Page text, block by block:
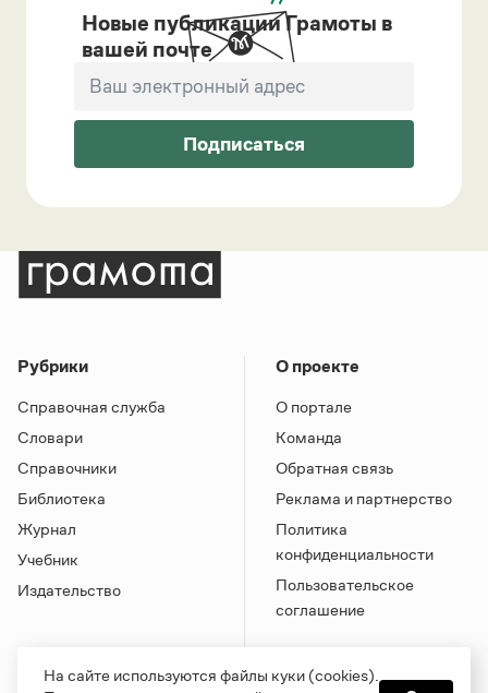
Новые публикации Грамоты в
вашей почте
Подписаться
Рубрики
Справочная служба
Словари
Справочники
Библиотека
Журнал
Учебник
Издательство
О проекте
О портале
Команда
Обратная связь
Реклама и партнерство
Политика
конфиденциальности
Пользовательское
соглашение
На сайте используются файлы куки (cookies).